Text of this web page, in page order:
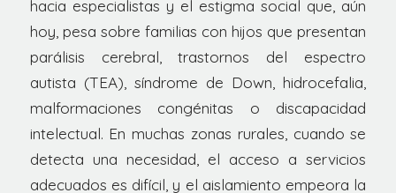
hacia especialistas y el estigma social que, aún
hoy, pesa sobre familias con hijos que presentan
parálisis cerebral, trastornos del espectro
autista (TEA), síndrome de Down, hidrocefalia,
malformaciones congénitas o discapacidad
intelectual. En muchas zonas rurales, cuando se
detecta una necesidad, el acceso a servicios
adecuados es difícil, y el aislamiento empeora la